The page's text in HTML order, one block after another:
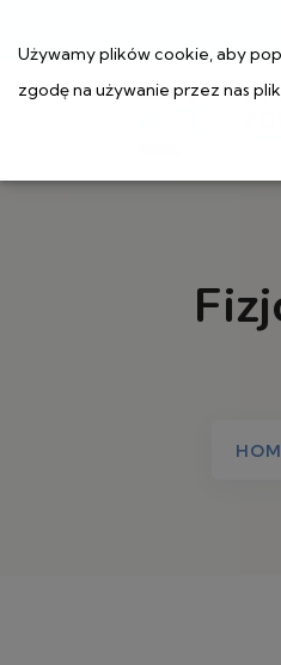
Używamy plików cookie, aby
zgodę na używanie przez nas